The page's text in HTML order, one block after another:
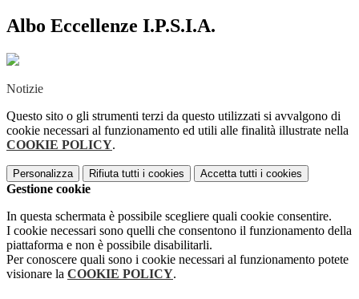
Albo Eccellenze I.P.S.I.A.
Notizie
Questo sito o gli strumenti terzi da questo utilizzati si avvalgono di
cookie necessari al funzionamento ed utili alle finalità illustrate nella
COOKIE POLICY.
Personalizza Rifiuta tutti i cookies Accetta tutti i cookies
Gestione cookie
In questa schermata è possibile scegliere quali cookie consentire.
I cookie necessari sono quelli che consentono il funzionamento della
piattaforma e non è possibile disabilitarli.
Per conoscere quali sono i cookie necessari al funzionamento potete
visionare la COOKIE POLICY.